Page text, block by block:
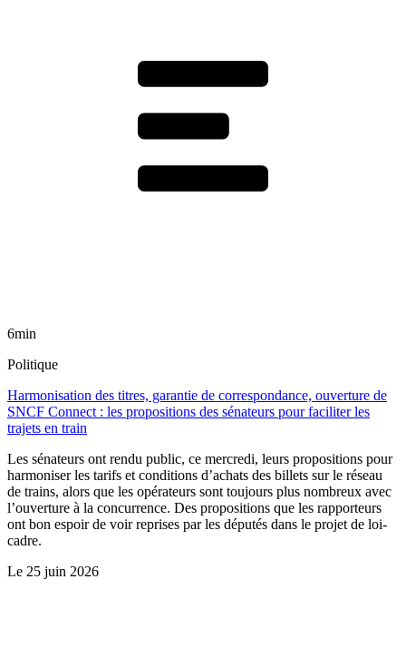
6min
Politique
Harmonisation des titres, garantie de correspondance, ouverture de
SNCF Connect : les propositions des sénateurs pour faciliter les
trajets en train
Les sénateurs ont rendu public, ce mercredi, leurs propositions pour
harmoniser les tarifs et conditions d’achats des billets sur le réseau
de trains, alors que les opérateurs sont toujours plus nombreux avec
l’ouverture à la concurrence. Des propositions que les rapporteurs
ont bon espoir de voir reprises par les députés dans le projet de loi-
cadre.
Le 25 juin 2026